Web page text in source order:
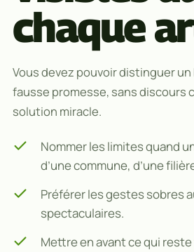
chaque
Vous devez pouvoir distinguer un
fausse promesse, sans discours
solution miracle.
Nommer les limites quand
d’une commune, d’une
Préférer les gestes sobres
spectaculaires.
Mettre en avant ce qui